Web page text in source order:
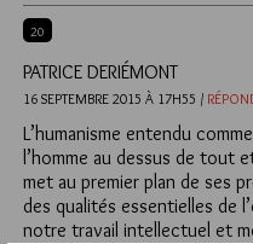
20
PATRICE DERIÉMONT
16 SEPTEMBRE 2015 À 17H55 /
L’humanisme entendu
l’homme au dessus de tout
met au premier plan de ses
des qualités essentielles de
notre travail intellectuel et